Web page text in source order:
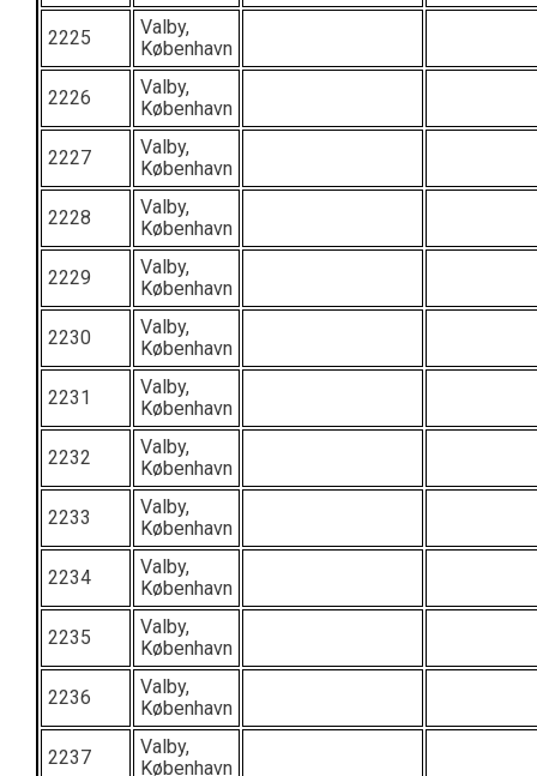
2225
Valby,
København
2226
Valby,
København
2227
Valby,
København
2228
Valby,
København
2229
Valby,
København
2230
Valby,
København
2231
Valby,
København
2232
Valby,
København
2233
Valby,
København
2234
Valby,
København
2235
Valby,
København
2236
Valby,
København
2237
Valby,
København